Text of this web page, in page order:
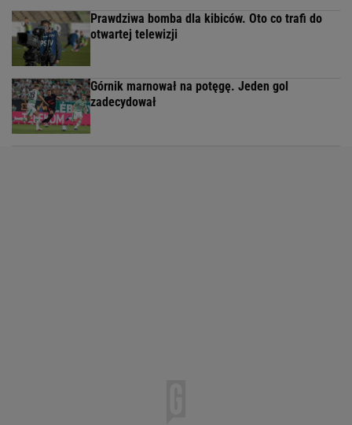
Prawdziwa bomba dla kibiców. Oto co trafi do
otwartej telewizji
Górnik marnował na potęgę. Jeden gol
zadecydował